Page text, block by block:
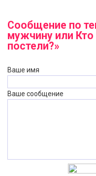
Сообщение по
мужчину или Кто
постели?»
Ваше имя
Ваше сообщение